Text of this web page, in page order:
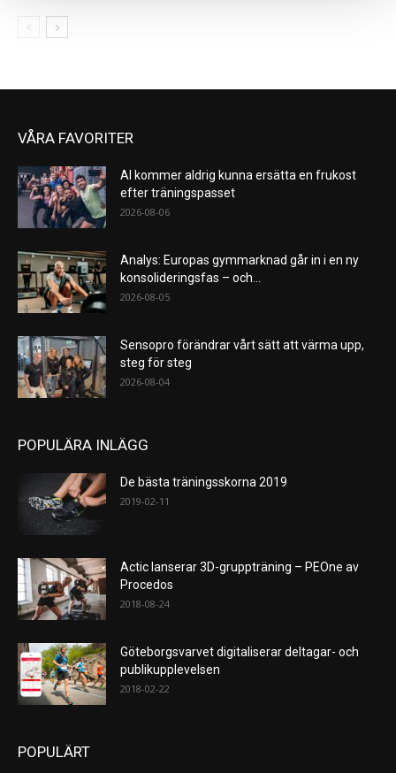
VÅRA FAVORITER
AI kommer aldrig kunna ersätta en frukost
efter träningspasset
2026-08-06
Analys: Europas gymmarknad går in i en ny
konsolideringsfas – och...
2026-08-05
Sensopro förändrar vårt sätt att värma upp,
steg för steg
2026-08-04
POPULÄRA INLÄGG
De bästa träningsskorna 2019
2019-02-11
Actic lanserar 3D-gruppträning – PEOne av
Procedos
2018-08-24
Göteborgsvarvet digitaliserar deltagar- och
publikupplevelsen
2018-02-22
POPULÄRT